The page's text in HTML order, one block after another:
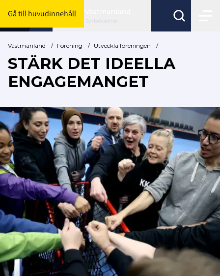
Gå till huvudinnehåll
Byt förbund här
Västmanland / Förening / Utveckla föreningen /
STÄRK DET IDEELLA
ENGAGEMANGET